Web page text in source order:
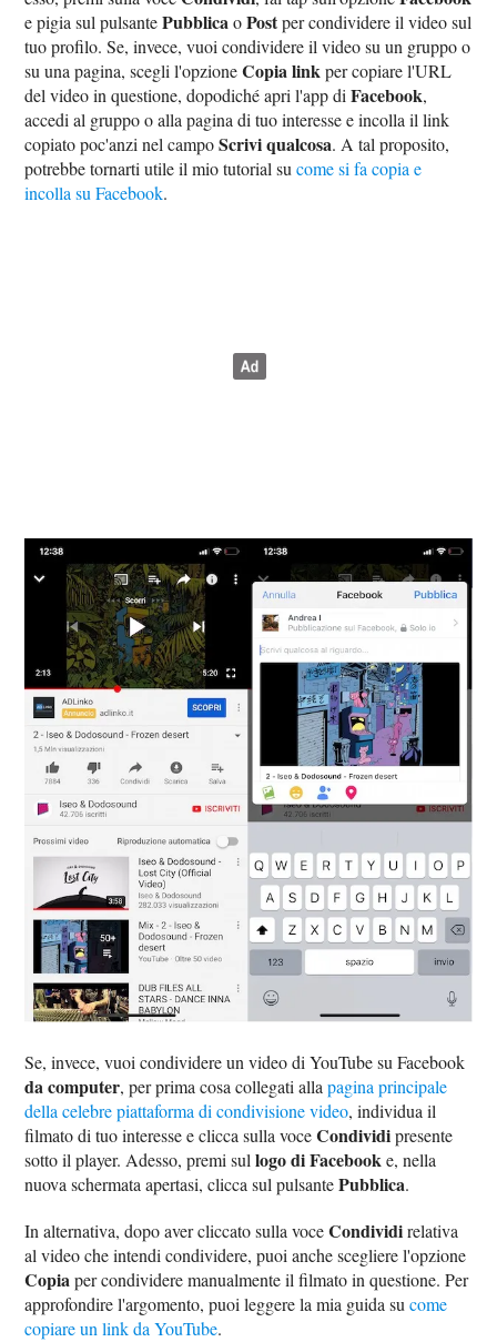
e pigia sul pulsantePubblicaoPostper condividere il video sul
tuo profilo. Se, invece, vuoi condividere il video su un gruppo o
su una pagina, scegli l'opzioneCopia linkper copiare l'URL
del video in questione, dopodiché apri l'app diFacebook,
accedi al gruppo o alla pagina di tuo interesse e incolla il link
copiato poc'anzi nel campoScrivi qualcosa. A tal proposito,
potrebbe tornarti utile il mio tutorial sucome si fa copia e
incolla su Facebook.
Se, invece, vuoi condividere un video di YouTube su Facebook
da computer, per prima cosa collegati allapagina principale
della celebre piattaforma di condivisione video, individua il
filmato di tuo interesse e clicca sulla voceCondividipresente
sotto il player. Adesso, premi sullogo di Facebooke, nella
nuova schermata apertasi, clicca sul pulsantePubblica.
In alternativa, dopo aver cliccato sulla voceCondividirelativa
al video che intendi condividere, puoi anche scegliere l'opzione
Copiaper condividere manualmente il filmato in questione. Per
approfondire l'argomento, puoi leggere la mia guida sucome
copiare un link da YouTube.